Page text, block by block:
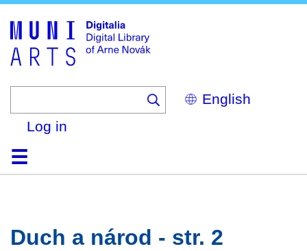
Select
your
Log in
HomeBrowse
Search
About
HelpContactDigitalia
Duch a národ - str. 2